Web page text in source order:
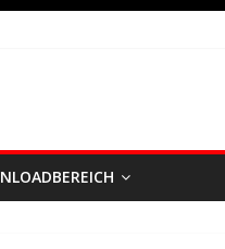
* Föhrden-Barl *